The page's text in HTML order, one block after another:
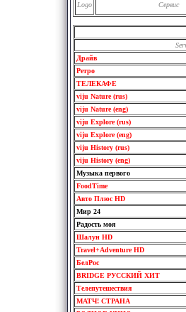
Logo Сервис
Драйв
Ретро
ТЕЛЕКАФЕ
viju Nature (rus)
viju Nature (eng)
viju Explore (rus)
viju Explore (eng)
viju History (rus)
viju History (eng)
Музыка первого
FoodTime
Авто Плюс HD
Мир 24
Радость моя
Шалун HD
Travel+Adventure HD
БелРос
BRIDGE РУССКИЙ ХИТ
Телепутешествия
МАТЧ! СТРАНА